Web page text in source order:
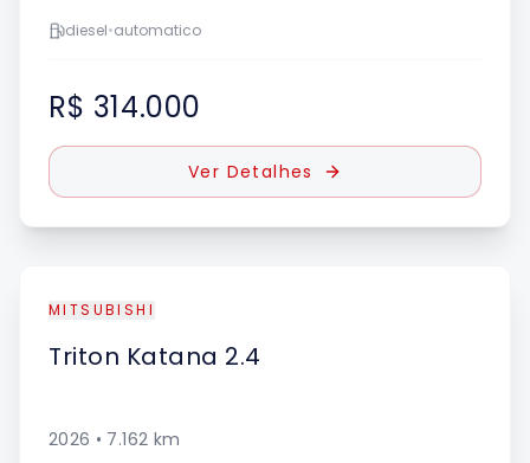
diesel•automatico
R$ 314.000
Ver Detalhes
MITSUBISHI
Triton Katana 2.4
2026 • 7.162 km